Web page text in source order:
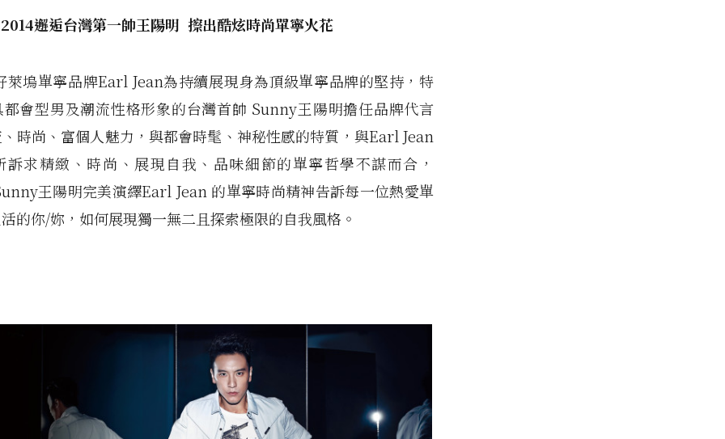
邂逅台灣第一帥王陽明 擦出酷炫時尚單寧火花
萊塢單寧品牌Earl Jean為持續展現身為頂級單寧品牌的堅持，特
都會型男及潮流性格形象的台灣首帥 Sunny王陽明擔任品牌代言
時尚、富個人魅力，與都會時髦、神秘性感的特質，與Earl Jean
訴求精緻、時尚、展現自我、品味細節的單寧哲學不謀而合，
王陽明完美演繹Earl Jean 的單寧時尚精神告訴每一位熱愛單
的你/妳，如何展現獨一無二且探索極限的自我風格。